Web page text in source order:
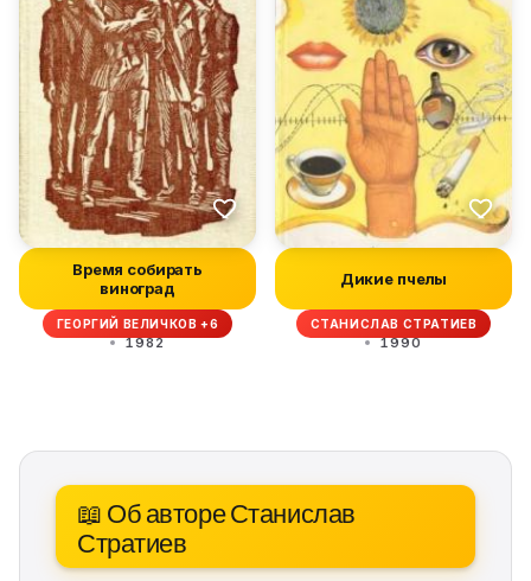
Время собирать
виноград
ГЕОРГИЙ ВЕЛИЧКОВ +6
1982
Дикие пчелы
СТАНИСЛАВ СТРАТИЕВ
1990
📖 Об авторе Станислав
Стратиев